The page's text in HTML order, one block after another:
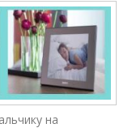
на